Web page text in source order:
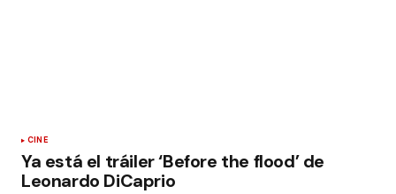
CINE
Ya está el tráiler ‘Before the flood’ de
Leonardo DiCaprio